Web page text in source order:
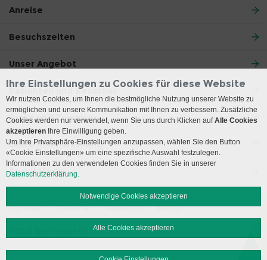
Anreise
Besuchszeiten
Unser Angebot
Patienten und Besucher
Ärzte und Zuweiser
Lehre und Forschung
Social Media
Impressum Disclaimer Datenschutz Sitemap
Ihre Einstellungen zu Cookies für diese Website
Wir nutzen Cookies, um Ihnen die bestmögliche Nutzung unserer Website zu
ermöglichen und unsere Kommunikation mit Ihnen zu verbessern. Zusätzliche
Cookies werden nur verwendet, wenn Sie uns durch Klicken aufAlle Cookies
akzeptieren Ihre Einwilligung geben.
Um Ihre Privatsphäre-Einstellungen anzupassen, wählen Sie den Button
«Cookie Einstellungen» um eine spezifische Auswahl festzulegen.
Informationen zu den verwendeten Cookies finden Sie in unserer
Datenschutzerklärung.
Notwendige Cookies akzeptieren
Alle Cookies akzeptieren